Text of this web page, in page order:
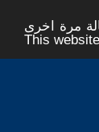
مرة اخرى -
This